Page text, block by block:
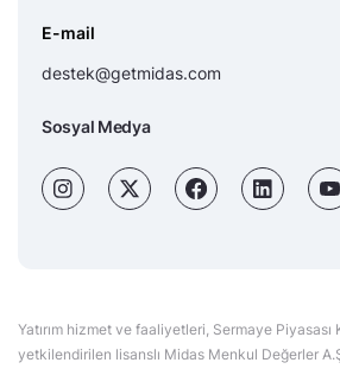
E-mail
destek@getmidas.com
Sosyal Medya
Yatırım hizmet ve faaliyetleri, Sermaye Piyasası
yetkilendirilen lisanslı Midas Menkul Değerler